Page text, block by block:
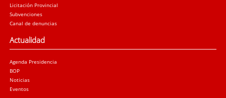
Licitación Provincial
Subvenciones
Canal de denuncias
Actualidad
Agenda Presidencia
BOP
Noticias
Eventos